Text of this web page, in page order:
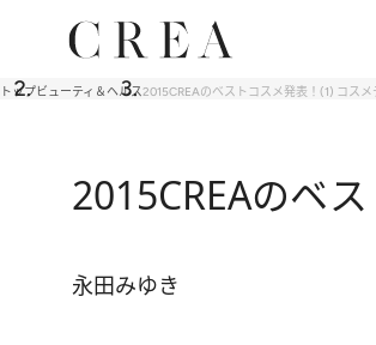
トップビューティ＆ヘルス2015CREAのベストコスメ発表！(1) コス
2015CREAのベ
永田みゆき